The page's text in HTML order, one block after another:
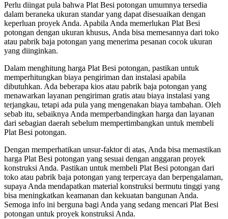
Perlu diingat pula bahwa Plat Besi potongan umumnya tersedia
dalam beraneka ukuran standar yang dapat disesuaikan dengan
keperluan proyek Anda. Apabila Anda memerlukan Plat Besi
potongan dengan ukuran khusus, Anda bisa memesannya dari toko
atau pabrik baja potongan yang menerima pesanan cocok ukuran
yang diinginkan.
Dalam menghitung harga Plat Besi potongan, pastikan untuk
memperhitungkan biaya pengiriman dan instalasi apabila
dibutuhkan. Ada beberapa kios atau pabrik baja potongan yang
menawarkan layanan pengiriman gratis atau biaya instalasi yang
terjangkau, tetapi ada pula yang mengenakan biaya tambahan. Oleh
sebab itu, sebaiknya Anda memperbandingkan harga dan layanan
dari sebagian daerah sebelum mempertimbangkan untuk membeli
Plat Besi potongan.
Dengan memperhatikan unsur-faktor di atas, Anda bisa memastikan
harga Plat Besi potongan yang sesuai dengan anggaran proyek
konstruksi Anda. Pastikan untuk membeli Plat Besi potongan dari
toko atau pabrik baja potongan yang terpercaya dan berpengalaman,
supaya Anda mendapatkan material konstruksi bermutu tinggi yang
bisa meningkatkan keamanan dan kekuatan bangunan Anda.
Semoga info ini berguna bagi Anda yang sedang mencari Plat Besi
potongan untuk proyek konstruksi Anda.